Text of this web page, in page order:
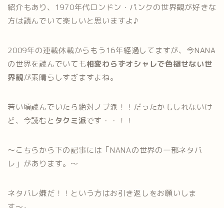
紹介もあり、1970年代ロンドン・パンクの世界観が好きな
方は読んでいて楽しいと思いますよ♪
2009年の連載休載からもう16年経過してますが、今NANA
の世界を読んでいても相変わらずオシャレで色褪せない世
界観が素晴らしすぎますよね。
若い頃読んでいたら絶対ノブ派！！だったかもしれないけ
ど、今読むと タクミ派です・・！！
〜こちらから下の記事には「NANAの世界の一部ネタバ
レ」があります。〜
ネタバレ嫌だ！！という方はお引き返しをお願いしま